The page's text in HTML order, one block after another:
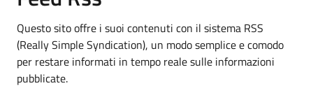
Questo sito offre i suoi contenuti con il sistema RSS
(Really Simple Syndication), un modo semplice e comodo
per restare informati in tempo reale sulle informazioni
pubblicate.